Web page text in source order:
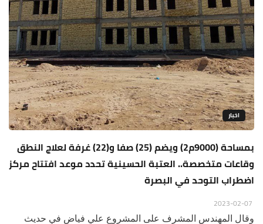
اخبار
بمساحة (9000م2) ويضم (25) صفا و(22) غرفة لعلاج النطق
وقاعات متخصصة.. العتبة الحسينية تحدد موعد افتتاح مركز
اضطراب التوحد في البصرة
وقال المهندس المشرف على المشروع علي فياض في حديث